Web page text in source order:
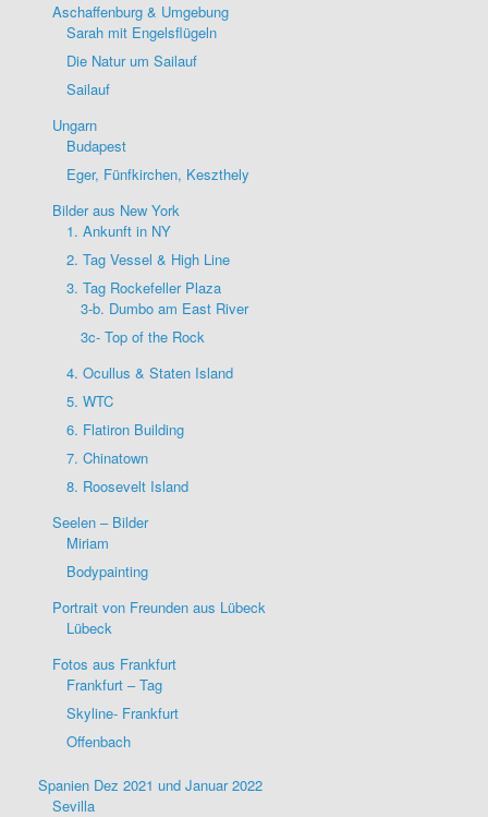
Aschaffenburg & Umgebung
Sarah mit Engelsflügeln
Die Natur um Sailauf
Sailauf
Ungarn
Budapest
Eger, Fünfkirchen, Keszthely
Bilder aus New York
1. Ankunft in NY
2. Tag Vessel & High Line
3. Tag Rockefeller Plaza
3-b. Dumbo am East River
3c- Top of the Rock
4. Ocullus & Staten Island
5. WTC
6. Flatiron Building
7. Chinatown
8. Roosevelt Island
Seelen – Bilder
Miriam
Bodypainting
Portrait von Freunden aus Lübeck
Lübeck
Fotos aus Frankfurt
Frankfurt – Tag
Skyline- Frankfurt
Offenbach
Spanien Dez 2021 und Januar 2022
Sevilla